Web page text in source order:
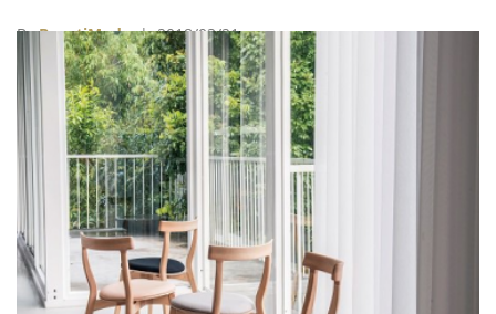
養蚵文化。
ByBeautiMode| 2018/03/21